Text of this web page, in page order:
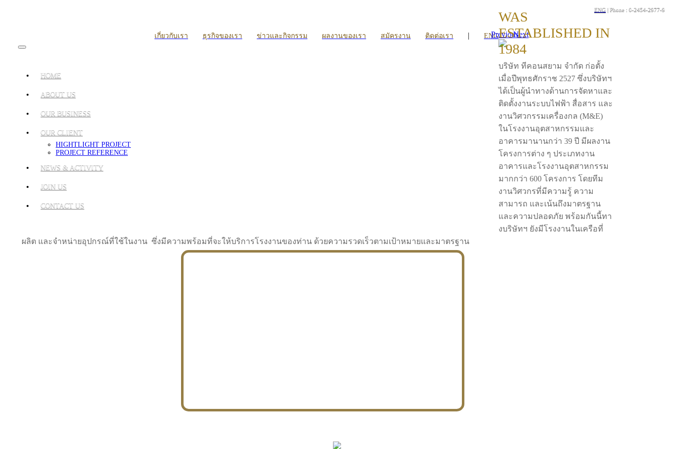
ENG | Phone : 0-2454-2977-9
เกี่ยวกับเรา ธุรกิจของเรา ข่าวและกิจกรรม ผลงานของเรา สมัครงาน ติดต่อเรา | ENG
HOME
ABOUT US
OUR BUSINESS
OUR CLIENT
HIGHTLIGHT PROJECT
PROJECT REFERENCE
NEWS & ACTIVITY
JOIN US
CONTACT US
PreviousNext
WAS
ESTABLISHED IN
1984
บริษัท ทีคอนสยาม จำกัด ก่อตั้ง
เมื่อปีพุทธศักราช 2527 ซึ่งบริษัทฯ
ได้เป็นผู้นำทางด้านการจัดหาและ
ติดตั้งงานระบบไฟฟ้า สื่อสาร และ
งานวิศวกรรมเครื่องกล (M&E)
ในโรงงานอุตสาหกรรมและ
อาคารมานานกว่า 39 ปี มีผลงาน
โครงการต่าง ๆ ประเภทงาน
อาคารและโรงงานอุตสาหกรรม
มากกว่า 600 โครงการ โดยทีม
งานวิศวกรที่มีความรู้ ความ
สามารถ และเน้นถึงมาตรฐาน
และความปลอดภัย พร้อมกันนี้ทา
งบริษัทฯ ยังมีโรงงานในเครือที่
ผลิต และจำหน่ายอุปกรณ์ที่ใช้ในงาน ซึ่งมีความพร้อมที่จะให้บริการโรงงานของท่าน ด้วยความรวดเร็วตามเป้าหมายและมาตรฐาน